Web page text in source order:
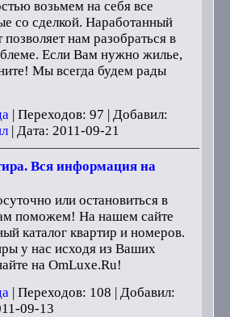
возьмем на себя все
со сделкой. Наработанный
нам разобраться в
Если Вам нужно жилье,
Мы всегда будем рады
| Переходов: 97 | Добавил:
| Дата: 2011-09-21
Вся информация на
или остановиться в
поможем! На нашем сайте
каталог квартир и номеров.
у нас исходя из Ваших
на OmLuxe.Ru!
| Переходов: 108 | Добавил:
09-13